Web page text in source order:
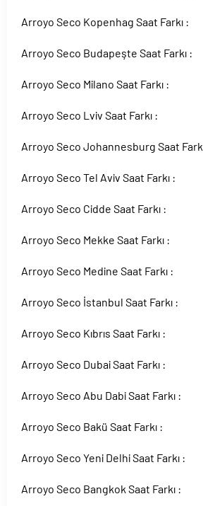
Arroyo Seco Kopenhag Saat Farkı :
Arroyo Seco Budapeşte Saat Farkı :
Arroyo Seco Milano Saat Farkı :
Arroyo Seco Lviv Saat Farkı :
Arroyo Seco Johannesburg Saat
Arroyo Seco Tel Aviv Saat Farkı :
Arroyo Seco Cidde Saat Farkı :
Arroyo Seco Mekke Saat Farkı :
Arroyo Seco Medine Saat Farkı :
Arroyo Seco İstanbul Saat Farkı :
Arroyo Seco Kıbrıs Saat Farkı :
Arroyo Seco Dubai Saat Farkı :
Arroyo Seco Abu Dabi Saat Farkı :
Arroyo Seco Bakü Saat Farkı :
Arroyo Seco Yeni Delhi Saat Farkı :
Arroyo Seco Bangkok Saat Farkı :